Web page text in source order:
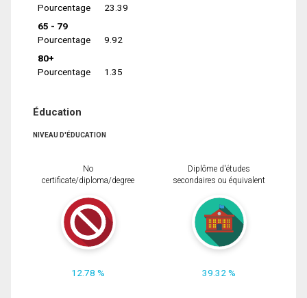
Pourcentage
23.39
65 - 79
Pourcentage
9.92
80+
Pourcentage
1.35
Éducation
NIVEAU D'ÉDUCATION
No
certificate/diploma/degree
12.78 %
Diplôme d'études
secondaires ou équivalent
39.32 %